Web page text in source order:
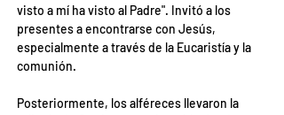
visto a mí ha visto al Padre". Invitó a los
presentes a encontrarse con Jesús,
especialmente a través de la Eucaristía y la
comunión.
Posteriormente, los alféreces llevaron la